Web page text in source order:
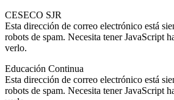
CESECO SJR
Esta dirección de correo electrónico está
robots de spam. Necesita tener JavaScript
verlo.
Educación Continua
Esta dirección de correo electrónico está
robots de spam. Necesita tener JavaScript